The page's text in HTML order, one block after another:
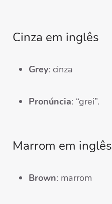
Cinza em inglês
Grey: cinza
Pronúncia: “grei”.
Marrom em inglês
Brown: marrom